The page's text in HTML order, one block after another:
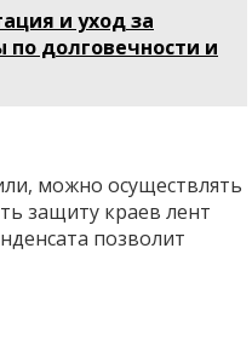
и уход за
по долговечности и
можно осуществлять
защиту краев лент
позволит